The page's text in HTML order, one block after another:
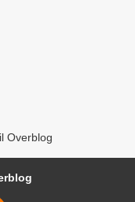
Overblog